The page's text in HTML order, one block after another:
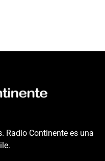
Radio Continente es una